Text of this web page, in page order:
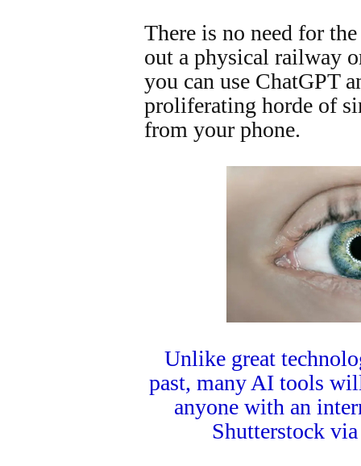
There is no need for
out a physical railway
you can use ChatGPT
proliferating horde of
from your phone.
Unlike great
past, many AI tools
anyone with an
Shutterstock